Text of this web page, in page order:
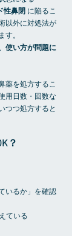
性鼻閉 に陥るこ
以外に対処法が
す。
使い方が問題に
薬を処方するこ
用日数・回数な
つつ処方すると
？
いるか」を確認
ている